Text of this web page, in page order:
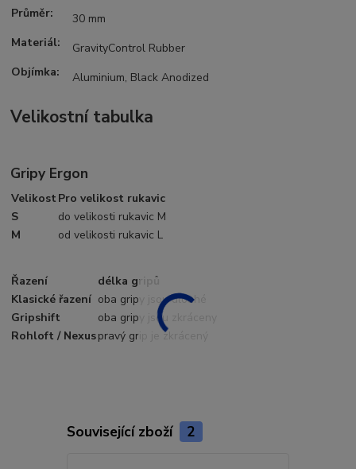
Průměr:
30 mm
Materiál:
GravityControl Rubber
Objímka:
Aluminium, Black Anodized
Velikostní tabulka
Gripy Ergon
Velikost Pro velikost rukavic
S
do velikosti rukavic M
M
od velikosti rukavic L
Řazení
délka gripů
Klasické řazení oba gripy jsou dlouhé
Gripshift
oba gripy jsou zkráceny
Rohloft / Nexuspravý grip je zkrácený
Související zboží 2